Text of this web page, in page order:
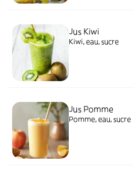
Jus Kiwi
Kiwi, eau, sucre
Jus Pomme
Pomme, eau, sucre